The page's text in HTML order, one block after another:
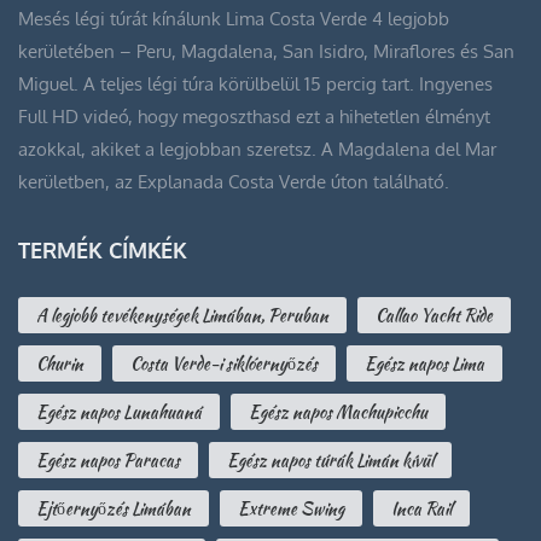
Mesés légi túrát kínálunk Lima Costa Verde 4 legjobb
kerületében – Peru, Magdalena, San Isidro, Miraflores és San
Miguel. A teljes légi túra körülbelül 15 percig tart. Ingyenes
Full HD videó, hogy megoszthasd ezt a hihetetlen élményt
azokkal, akiket a legjobban szeretsz. A Magdalena del Mar
kerületben, az Explanada Costa Verde úton található.
TERMÉK CÍMKÉK
A legjobb tevékenységek Limában, Peruban
Callao Yacht Ride
Churin
Costa Verde-i siklóernyőzés
Egész napos Lima
Egész napos Lunahuaná
Egész napos Machupicchu
Egész napos Paracas
Egész napos túrák Limán kívül
Ejtőernyőzés Limában
Extreme Swing Inca Rail